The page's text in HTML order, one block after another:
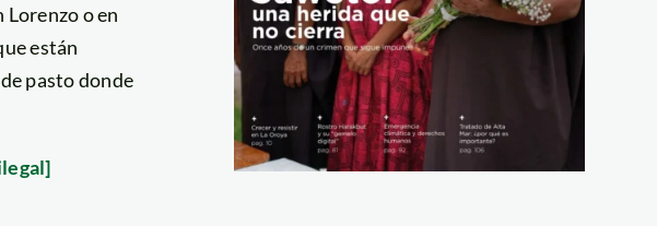
Lorenzo o en
están
pasto donde